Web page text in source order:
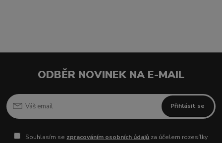
ODBĚR NOVINEK NA E-MAIL
Přihlásit se
Souhlasím se zpracováním osobních údajů za účelem rozesílky